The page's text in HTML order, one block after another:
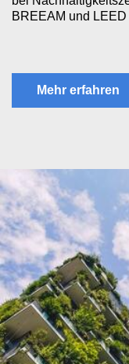
BREEAM und
Mehr erfahren